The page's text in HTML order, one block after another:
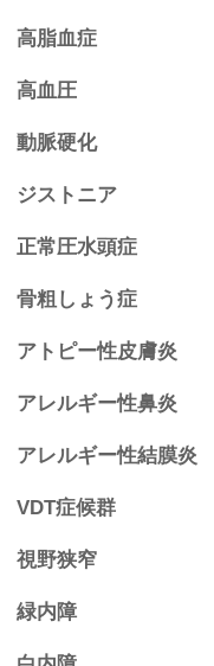
高脂血症
高血圧
動脈硬化
ジストニア
正常圧水頭症
骨粗しょう症
アトピー性皮膚炎
アレルギー性鼻炎
アレルギー性結膜炎
VDT症候群
視野狭窄
緑内障